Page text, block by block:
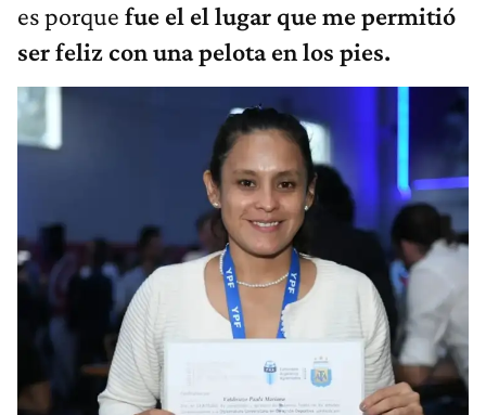
es porque fue el el lugar que me permitió
ser feliz con una pelota en los pies.